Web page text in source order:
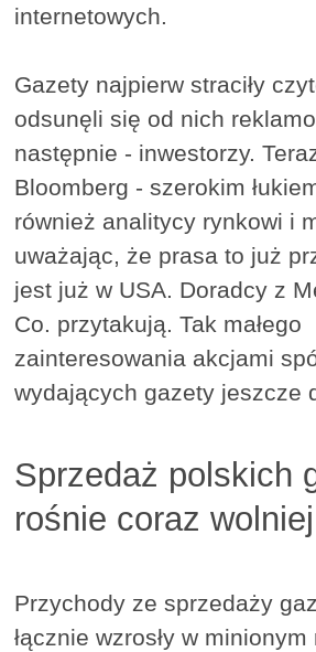
internetowych.
Gazety najpierw straciły
odsunęli się od nich
następnie - inwestorzy.
Bloomberg - szerokim
również analitycy rynkowi i
uważając, że prasa to już
jest już w USA. Doradcy z
Co. przytakują. Tak małego
zainteresowania akcjami
wydających gazety jeszcze
Sprzedaż polskich
rośnie coraz wolniej
Przychody ze sprzedaży
łącznie wzrosły w